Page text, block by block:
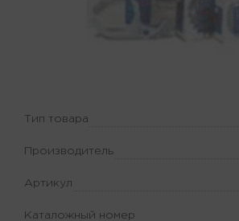
Тип товара
Производитель
Артикул
Каталожный номер